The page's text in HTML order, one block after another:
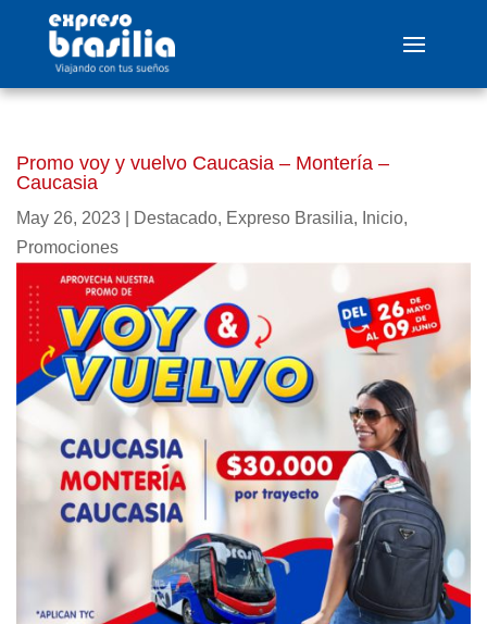
Promo voy y vuelvo Caucasia – Montería –
Caucasia
May 26, 2023 Destacado, Expreso Brasilia, Inicio,
Promociones